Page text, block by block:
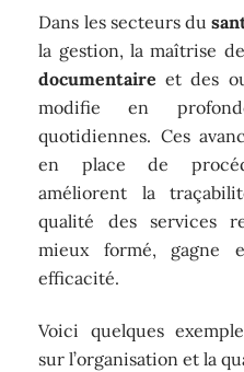
Dans les secteurs du
la gestion, la maîtrise
documentaire et des
modifie en
quotidiennes. Ces
en place de
améliorent la
qualité des services
mieux formé, gagne
efficacité.
Voici quelques
sur l’organisation et la